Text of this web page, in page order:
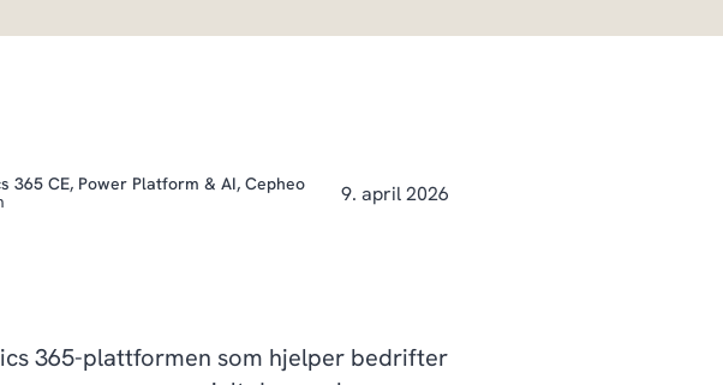
365 CE, Power Platform & AI, Cepheo
9. april 2026
365-plattformen som hjelper bedrifter